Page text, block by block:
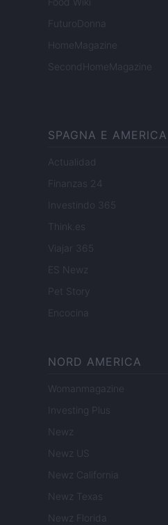
FuturoDonna
HomeMagazine
SecondHomeMagazine
SPAGNA E
Actualidad
Finanzas 24
Investindo 365
Think.es
Viajar 365
ES Newz
Pet Story
Encocina
NORD AMERICA
Womanmagazine
Investing Plus
Newz
Newz US
Newz California
Newz Texas
Newz Florida